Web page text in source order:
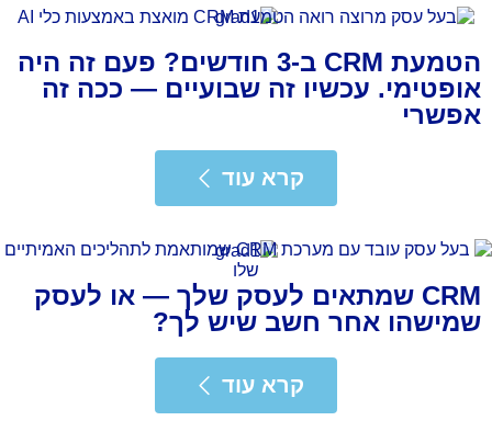
הטמעת CRM ב-3 חודשים? פעם זה היה
אופטימי. עכשיו זה שבועיים — ככה זה
אפשרי
קרא עוד
CRM שמתאים לעסק שלך — או לעסק
שמישהו אחר חשב שיש לך?
קרא עוד